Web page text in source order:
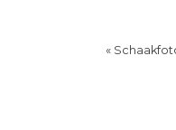
«